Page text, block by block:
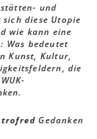
und
diese Utopie
wie kann eine
Was bedeutet
Kunst, Kultur,
die
Gedanken